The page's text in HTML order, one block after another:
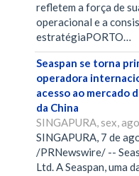
refletem a força de
operacional e a
estratégiaPORTO…
Seaspan se torna
operadora
acesso ao mercado
da China
SINGAPURA, sex,
SINGAPURA, 7 de
/PRNewswire/ --
Ltd. A Seaspan, uma